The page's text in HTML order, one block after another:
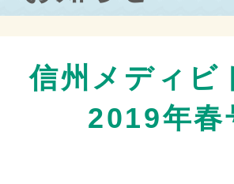
信州メディビ
2019年春